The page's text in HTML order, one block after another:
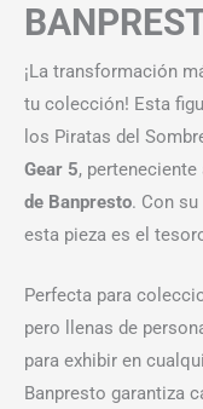
¡La transformación
tu colección! Esta
los Piratas del
Gear 5,
de Banpresto. Con
esta pieza es el
Perfecta para
pero llenas de
para exhibir en
Banpresto garantiza